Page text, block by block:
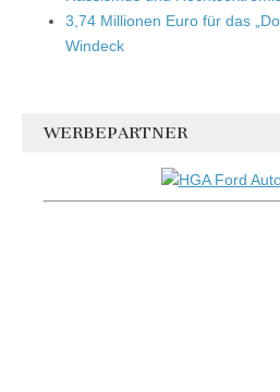
3,74 Millionen Euro für das
Windeck
WERBEPARTNER